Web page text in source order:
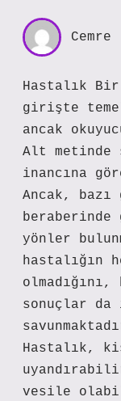
Cemre
Hastalık
girişte
ancak
Alt metinde
inancına
Ancak,
yönler
hastalığın
sonuçlar
Hastalık,
vesile